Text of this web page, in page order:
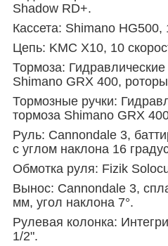
Shadow RD+.
Кассета: Shimano HG500,
Цепь: KMC X10, 10
Тормоза:
Shimano GRX 400,
Тормозные ручки:
тормоза Shimano GRX
Руль: Cannondale 3,
с углом наклона 16
Обмотка руля: Fizik
Вынос: Cannondale 3,
мм, угол наклона 7°.
Рулевая колонка:
1/2".